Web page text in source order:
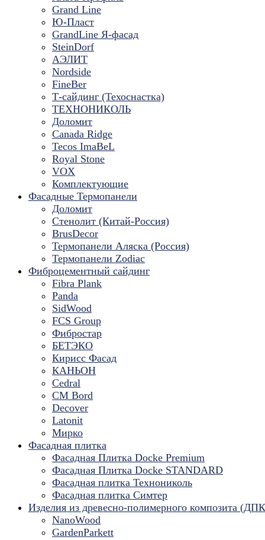
Grand Line
Ю-Пласт
GrandLine Я-фасад
SteinDorf
АЭЛИТ
Nordside
FineBer
Т-сайдинг (Техоснастка)
ТЕХНОНИКОЛЬ
Доломит
Canada Ridge
Tecos ImaBeL
Royal Stone
VOX
Комплектующие
Фасадные Термопанели
Доломит
Стенолит (Китай-Россия)
BrusDecor
Термопанели Аляска (Россия)
Термопанели Zodiac
Фиброцементный сайдинг
Fibra Plank
Panda
SidWood
FCS Group
Фибростар
БЕТЭКО
Кирисс Фасад
КАНЬОН
Cedral
CM Bord
Decover
Latonit
Мирко
Фасадная плитка
Фасадная Плитка Docke Premium
Фасадная Плитка Docke STANDARD
Фасадная плитка Технониколь
Фасадная плитка Симтер
Изделия из древесно-полимерного композита
NanoWood
GardenParkett